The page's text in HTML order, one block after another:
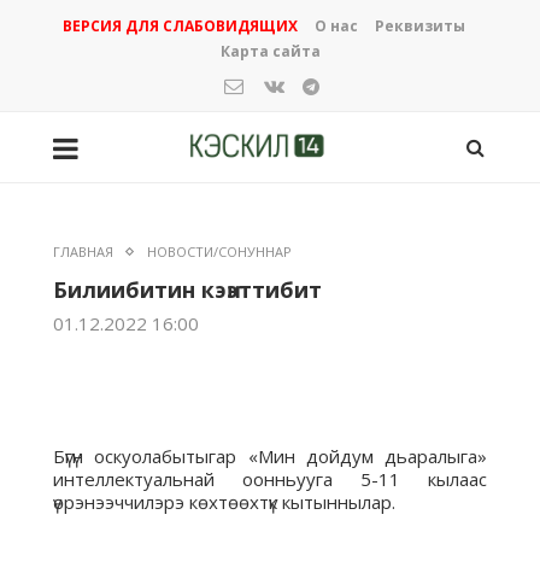
ВЕРСИЯ ДЛЯ СЛАБОВИДЯЩИХ О нас
Реквизиты
Карта сайта
ГЛАВНАЯ НОВОСТИ/СОНУННАР
Билиибитин кэҥэттибит
01.12.2022 16:00
Бүгүн оскуолабытыгар «Мин дойдум дьаралыга»
интеллектуальнай оонньууга 5-11 кылаас
үөрэнээччилэрэ көхтөөхтүк кытыннылар.